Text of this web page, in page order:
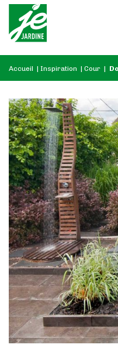
Accueil | Inspiration | Cour |